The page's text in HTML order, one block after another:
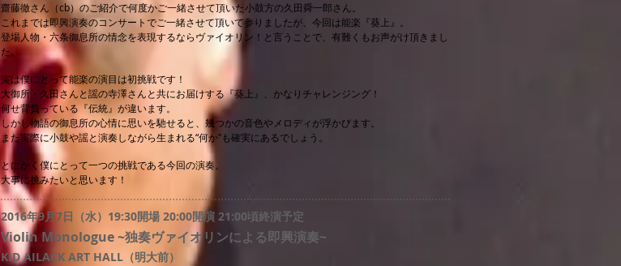
齋藤徹さん（cb）のご紹介で何度かご一緒させて頂いた小鼓方の久田舜一郎さん。
これまでは即興演奏のコンサートでご一緒させて頂いて参りましたが、今回は能楽『葵上』。
登場人物・六条御息所の情念を表現するならヴァイオリン！と言うことで、有難くもお声がけ頂きまし
た。
実は僕にとって能楽の演目は初挑戦です！
大御所・久田さんと謡の寺澤さんと共にお届けする『葵上』、かなりチャレンジング！
何せ背負っている『伝統』が違います。
しかし物語の御息所の心情に思いを馳せると、幾つかの音色やメロディが浮かびます。
また実際に小鼓や謡と演奏しながら生まれる“何か”も確実にあるでしょう。
とにかく僕にとって一つの挑戦である今回の演奏。
大事に挑みたいと思います！
2016年9月7日（水）19:30開場 20:00開演 21:00頃終演予定
Violin Monologue ~独奏ヴァイオリンによる即興演奏~
KID AILACK ART HALL（明大前）